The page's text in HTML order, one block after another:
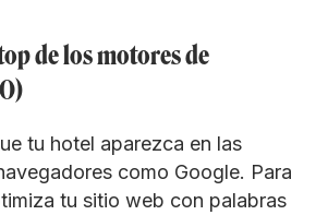
de los motores de
tu hotel aparezca en las
como Google. Para
tu sitio web con palabras